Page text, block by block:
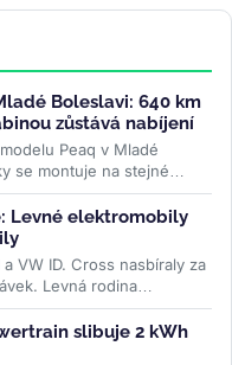
Boleslavi: 640 km
zůstává nabíjení
Peaq v Mladé
se montuje na stejné
Levné elektromobily
VW ID. Cross nasbíraly za
Levná rodina
slibuje 2 kWh